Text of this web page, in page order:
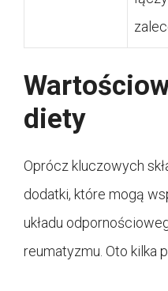
diety
Oprócz kluczowych
dodatki, które mogą
układu
reumatyzmu. Oto kilka